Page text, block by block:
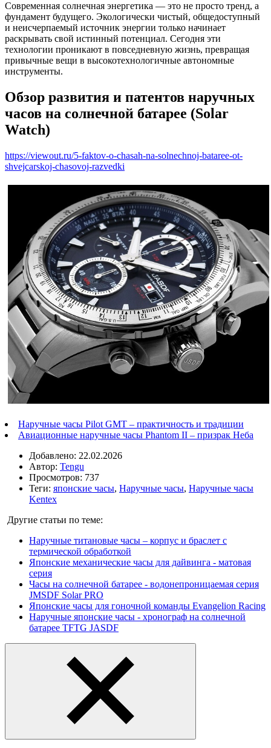
Современная солнечная энергетика — это не просто тренд, а
фундамент будущего. Экологически чистый, общедоступный
и неисчерпаемый источник энергии только начинает
раскрывать свой истинный потенциал. Сегодня эти
технологии проникают в повседневную жизнь, превращая
привычные вещи в высокотехнологичные автономные
инструменты.
Обзор развития и патентов наручных
часов на солнечной батарее (Solar
Watch)
https://viewout.ru/5-faktov-o-chasah-na-solnechnoj-bataree-ot-
shvejcarskoj-chasovoj-razvedki
Наручные часы Pilot GMT – практичность и традиции
Авиационные наручные часы Phantom II – призрак Неба
Добавлено: 22.02.2026
Автор: Tengu
Просмотров: 737
Теги: японские часы, Наручные часы, Наручные часы
Kentex
Другие статьи по теме:
Наручные титановые часы – корпус и браслет с
термической обработкой
Японские механические часы для дайвинга - матовая
серия
Часы на солнечной батарее - водонепроницаемая серия
JMSDF Solar PRO
Японские часы для гоночной команды Evangelion Racing
Наручные японские часы - хронограф на солнечной
батарее TFTG JASDF